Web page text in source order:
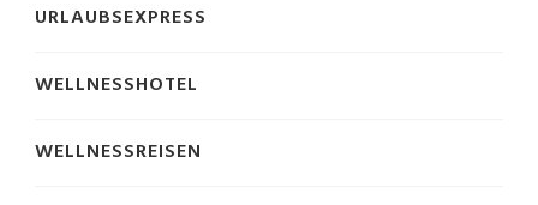
URLAUBSEXPRESS
WELLNESSHOTEL
WELLNESSREISEN